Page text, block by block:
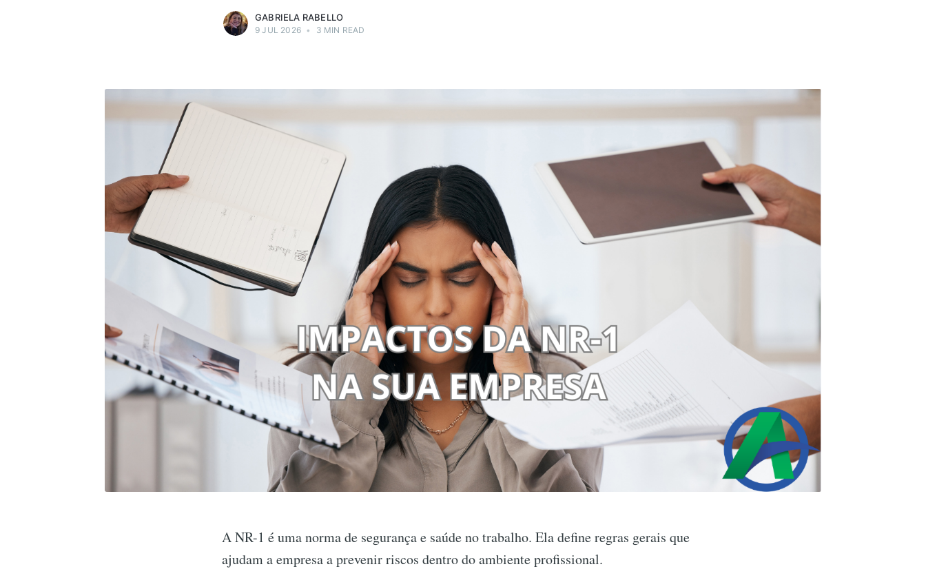
GABRIELA RABELLO
9 JUL 2026 • 3 MIN READ
A NR-1 é uma norma de segurança e saúde no trabalho. Ela define regras gerais que
ajudam a empresa a prevenir riscos dentro do ambiente profissional.